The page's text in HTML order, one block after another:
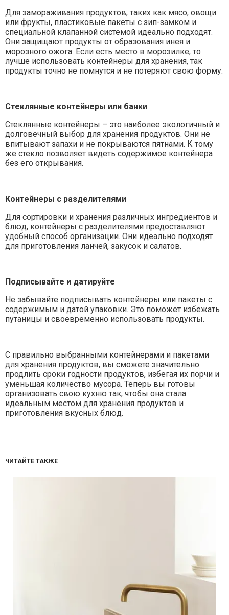
Для замораживания продуктов, таких как мясо, овощи
или фрукты, пластиковые пакеты с зип-замком и
специальной клапанной системой идеально подходят.
Они защищают продукты от образования инея и
морозного ожога. Если есть место в морозилке, то
лучше использовать контейнеры для хранения, так
продукты точно не помнутся и не потеряют свою форму.
Стеклянные контейнеры или банки
Стеклянные контейнеры – это наиболее экологичный и
долговечный выбор для хранения продуктов. Они не
впитывают запахи и не покрываются пятнами. К тому
же стекло позволяет видеть содержимое контейнера
без его открывания.
Контейнеры с разделителями
Для сортировки и хранения различных ингредиентов и
блюд, контейнеры с разделителями предоставляют
удобный способ организации. Они идеально подходят
для приготовления ланчей, закусок и салатов.
Подписывайте и датируйте
Не забывайте подписывать контейнеры или пакеты с
содержимым и датой упаковки. Это поможет избежать
путаницы и своевременно использовать продукты.
С правильно выбранными контейнерами и пакетами
для хранения продуктов, вы сможете значительно
продлить сроки годности продуктов, избегая их порчи и
уменьшая количество мусора. Теперь вы готовы
организовать свою кухню так, чтобы она стала
идеальным местом для хранения продуктов и
приготовления вкусных блюд.
ЧИТАЙТЕ ТАКЖЕ